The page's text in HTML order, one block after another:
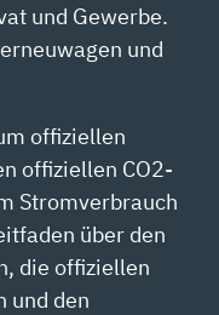
und Gewerbe.
und
offiziellen
offiziellen CO2-
Stromverbrauch
über den
die offiziellen
und den